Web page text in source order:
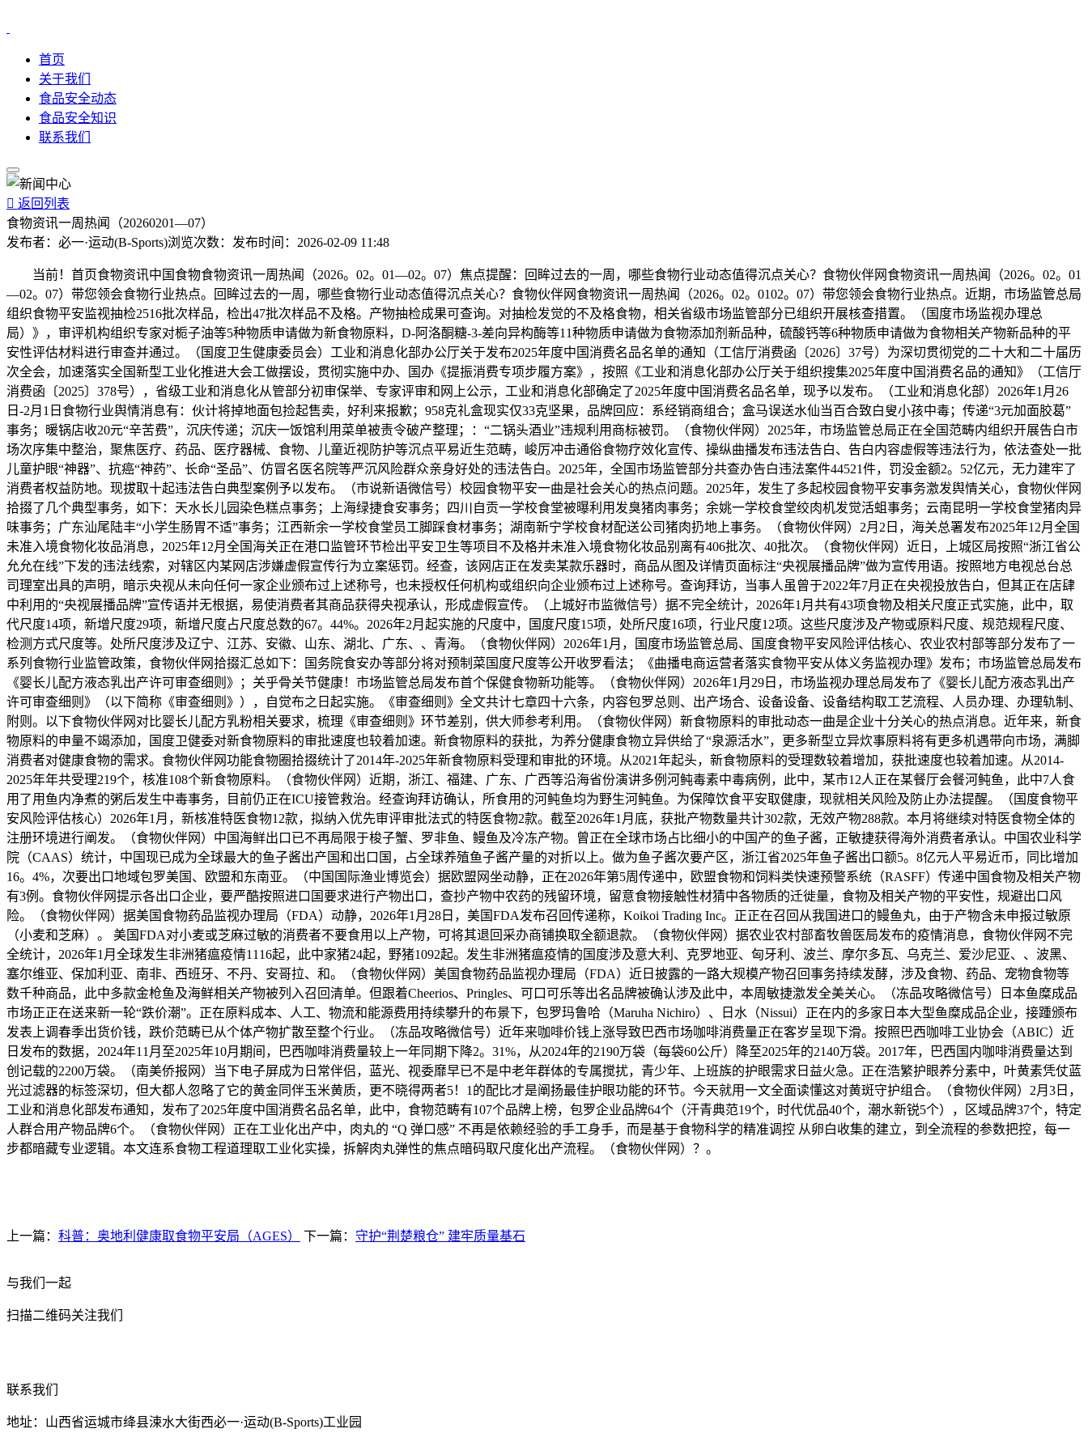
首页
关于我们
食品安全动态
食品安全知识
联系我们
 返回列表
食物资讯一周热闻（20260201—07）
发布者： 必一·运动(B-Sports)浏览次数： 发布时间： 2026-02-09 11:48
当前！首页食物资讯中国食物食物资讯一周热闻（2026。02。01—02。07）焦点提醒：回眸过去的一周，哪些食物行业动态值得沉点关心？食物伙伴网食物资讯一周热闻（2026。02。01
—02。07）带您领会食物行业热点。回眸过去的一周，哪些食物行业动态值得沉点关心？食物伙伴网食物资讯一周热闻（2026。02。0102。07）带您领会食物行业热点。近期，市场监管总局
组织食物平安监视抽检2516批次样品，检出47批次样品不及格。产物抽检成果可查询。对抽检发觉的不及格食物，相关省级市场监管部分已组织开展核查措置。（国度市场监视办理总
局）》，审评机构组织专家对栀子油等5种物质申请做为新食物原料，D-阿洛酮糖-3-差向异构酶等11种物质申请做为食物添加剂新品种，硫酸钙等6种物质申请做为食物相关产物新品种的平
安性评估材料进行审查并通过。（国度卫生健康委员会）工业和消息化部办公厅关于发布2025年度中国消费名品名单的通知（工信厅消费函〔2026〕37号）为深切贯彻党的二十大和二十届历
次全会，加速落实全国新型工业化推进大会工做摆设，贯彻实施中办、国办《提振消费专项步履方案》，按照《工业和消息化部办公厅关于组织搜集2025年度中国消费名品的通知》（工信厅
消费函〔2025〕378号），省级工业和消息化从管部分初审保举、专家评审和网上公示，工业和消息化部确定了2025年度中国消费名品名单，现予以发布。（工业和消息化部）2026年1月26
日-2月1日食物行业舆情消息有：伙计将掉地面包捡起售卖，好利来报歉；958克礼盒现实仅33克坚果，品牌回应：系经销商组合；盒马误送水仙当百合致白叟小孩中毒；传递“3元加面胶葛”
事务；暖锅店收20元“辛苦费”，沉庆传递；沉庆一饭馆利用菜单被责令破产整理；：“二锅头酒业”违规利用商标被罚。（食物伙伴网）2025年，市场监管总局正在全国范畴内组织开展告白市
场次序集中整治，聚焦医疗、药品、医疗器械、食物、儿童近视防护等沉点平易近生范畴，峻厉冲击通俗食物疗效化宣传、操纵曲播发布违法告白、告白内容虚假等违法行为，依法查处一批
儿童护眼“神器”、抗癌“神药”、长命“圣品”、仿冒名医名院等严沉风险群众亲身好处的违法告白。2025年，全国市场监管部分共查办告白违法案件44521件，罚没金额2。52亿元，无力建牢了
消费者权益防地。现拔取十起违法告白典型案例予以发布。（市说新语微信号）校园食物平安一曲是社会关心的热点问题。2025年，发生了多起校园食物平安事务激发舆情关心，食物伙伴网
拾掇了几个典型事务，如下：天水长儿园染色糕点事务；上海绿捷食安事务；四川自贡一学校食堂被曝利用发臭猪肉事务；余姚一学校食堂绞肉机发觉活蛆事务；云南昆明一学校食堂猪肉异
味事务；广东汕尾陆丰“小学生肠胃不适”事务；江西新余一学校食堂员工脚踩食材事务；湖南新宁学校食材配送公司猪肉扔地上事务。（食物伙伴网）2月2日，海关总署发布2025年12月全国
未准入境食物化妆品消息，2025年12月全国海关正在港口监管环节检出平安卫生等项目不及格并未准入境食物化妆品别离有406批次、40批次。（食物伙伴网）近日，上城区局按照“浙江省公
允允在线”下发的违法线索，对辖区内某网店涉嫌虚假宣传行为立案惩罚。经查，该网店正在发卖某款乐器时，商品从图及详情页面标注“央视展播品牌”做为宣传用语。按照地方电视总台总
司理室出具的声明，暗示央视从未向任何一家企业颁布过上述称号，也未授权任何机构或组织向企业颁布过上述称号。查询拜访，当事人虽曾于2022年7月正在央视投放告白，但其正在店肆
中利用的“央视展播品牌”宣传语并无根据，易使消费者其商品获得央视承认，形成虚假宣传。（上城好市监微信号）据不完全统计，2026年1月共有43项食物及相关尺度正式实施，此中，取
代尺度14项，新增尺度29项，新增尺度占尺度总数的67。44%。2026年2月起实施的尺度中，国度尺度15项，处所尺度16项，行业尺度12项。这些尺度涉及产物或原料尺度、规范规程尺度、
检测方式尺度等。处所尺度涉及辽宁、江苏、安徽、山东、湖北、广东、、青海。（食物伙伴网）2026年1月，国度市场监管总局、国度食物平安风险评估核心、农业农村部等部分发布了一
系列食物行业监管政策，食物伙伴网拾掇汇总如下：国务院食安办等部分将对预制菜国度尺度等公开收罗看法；《曲播电商运营者落实食物平安从体义务监视办理》发布；市场监管总局发布
《婴长儿配方液态乳出产许可审查细则》；关乎骨关节健康！市场监管总局发布首个保健食物新功能等。（食物伙伴网）2026年1月29日，市场监视办理总局发布了《婴长儿配方液态乳出产
许可审查细则》（以下简称《审查细则》），自觉布之日起实施。《审查细则》全文共计七章四十六条，内容包罗总则、出产场合、设备设备、设备结构取工艺流程、人员办理、办理轨制、
附则。以下食物伙伴网对比婴长儿配方乳粉相关要求，梳理《审查细则》环节差别，供大师参考利用。（食物伙伴网）新食物原料的审批动态一曲是企业十分关心的热点消息。近年来，新食
物原料的申量不竭添加，国度卫健委对新食物原料的审批速度也较着加速。新食物原料的获批，为养分健康食物立异供给了“泉源活水”，更多新型立异炊事原料将有更多机遇带向市场，满脚
消费者对健康食物的需求。食物伙伴网功能食物圈拾掇统计了2014年-2025年新食物原料受理和审批的环境。从2021年起头，新食物原料的受理数较着增加，获批速度也较着加速。从2014-
2025年年共受理219个，核准108个新食物原料。（食物伙伴网）近期，浙江、福建、广东、广西等沿海省份演讲多例河鲀毒素中毒病例，此中，某市12人正在某餐厅会餐河鲀鱼，此中7人食
用了用鱼内净煮的粥后发生中毒事务，目前仍正在ICU接管救治。经查询拜访确认，所食用的河鲀鱼均为野生河鲀鱼。为保障饮食平安取健康，现就相关风险及防止办法提醒。（国度食物平
安风险评估核心）2026年1月，新核准特医食物12款，拟纳入优先审评审批法式的特医食物2款。截至2026年1月底，获批产物数量共计302款，无效产物288款。本月将继续对特医食物全体的
注册环境进行阐发。（食物伙伴网）中国海鲜出口已不再局限于梭子蟹、罗非鱼、鳗鱼及冷冻产物。曾正在全球市场占比细小的中国产的鱼子酱，正敏捷获得海外消费者承认。中国农业科学
院（CAAS）统计，中国现已成为全球最大的鱼子酱出产国和出口国，占全球养殖鱼子酱产量的对折以上。做为鱼子酱次要产区，浙江省2025年鱼子酱出口额5。8亿元人平易近币，同比增加
16。4%，次要出口地域包罗美国、欧盟和东南亚。（中国国际渔业博览会）据欧盟网坐动静，正在2026年第5周传递中，欧盟食物和饲料类快速预警系统（RASFF）传递中国食物及相关产物
有3例。食物伙伴网提示各出口企业，要严酷按照进口国要求进行产物出口，查抄产物中农药的残留环境，留意食物接触性材猜中各物质的迁徙量，食物及相关产物的平安性，规避出口风
险。（食物伙伴网）据美国食物药品监视办理局（FDA）动静，2026年1月28日，美国FDA发布召回传递称，Koikoi Trading Inc。正正在召回从我国进口的鳗鱼丸，由于产物含未申报过敏原
（小麦和芝麻）。 美国FDA对小麦或芝麻过敏的消费者不要食用以上产物，可将其退回采办商铺换取全额退款。（食物伙伴网）据农业农村部畜牧兽医局发布的疫情消息，食物伙伴网不完
全统计，2026年1月全球发生非洲猪瘟疫情1116起，此中家猪24起，野猪1092起。发生非洲猪瘟疫情的国度涉及意大利、克罗地亚、匈牙利、波兰、摩尔多瓦、乌克兰、爱沙尼亚、、波黑、
塞尔维亚、保加利亚、南非、西班牙、不丹、安哥拉、和。（食物伙伴网）美国食物药品监视办理局（FDA）近日披露的一路大规模产物召回事务持续发酵，涉及食物、药品、宠物食物等
数千种商品，此中多款金枪鱼及海鲜相关产物被列入召回清单。但跟着Cheerios、Pringles、可口可乐等出名品牌被确认涉及此中，本周敏捷激发全美关心。（冻品攻略微信号）日本鱼糜成品
市场正正在送来新一轮“跌价潮”。正在原料成本、人工、物流和能源费用持续攀升的布景下，包罗玛鲁哈（Maruha Nichiro）、日水（Nissui）正在内的多家日本大型鱼糜成品企业，接踵颁布
发表上调春季出货价钱，跌价范畴已从个体产物扩散至整个行业。（冻品攻略微信号）近年来咖啡价钱上涨导致巴西市场咖啡消费量正在客岁呈现下滑。按照巴西咖啡工业协会（ABIC）近
日发布的数据，2024年11月至2025年10月期间，巴西咖啡消费量较上一年同期下降2。31%，从2024年的2190万袋（每袋60公斤）降至2025年的2140万袋。2017年，巴西国内咖啡消费量达到
创记载的2200万袋。（南美侨报网）当下电子屏成为日常伴侣，蓝光、视委靡早已不是中老年群体的专属搅扰，青少年、上班族的护眼需求日益火急。正在浩繁护眼养分素中，叶黄素凭仗蓝
光过滤器的标签深切，但大都人忽略了它的黄金同伴玉米黄质，更不晓得两者5！1的配比才是阐扬最佳护眼功能的环节。今天就用一文全面读懂这对黄斑守护组合。（食物伙伴网）2月3日，
工业和消息化部发布通知，发布了2025年度中国消费名品名单，此中，食物范畴有107个品牌上榜，包罗企业品牌64个（汗青典范19个，时代优品40个，潮水新锐5个），区域品牌37个，特定
人群合用产物品牌6个。（食物伙伴网）正在工业化出产中，肉丸的 “Q 弹口感” 不再是依赖经验的手工身手，而是基于食物科学的精准调控 从卵白收集的建立，到全流程的参数把控，每一
步都暗藏专业逻辑。本文连系食物工程道理取工业化实操，拆解肉丸弹性的焦点暗码取尺度化出产流程。（食物伙伴网）？。
上一篇： 科普：奥地利健康取食物平安局（AGES） 下一篇： 守护“荆楚粮仓” 建牢质量基石
与我们一起
扫描二维码关注我们
联系我们
地址：山西省运城市绛县涑水大街西必一·运动(B-Sports)工业园